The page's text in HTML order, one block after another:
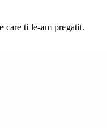
care ti le-am pregatit.